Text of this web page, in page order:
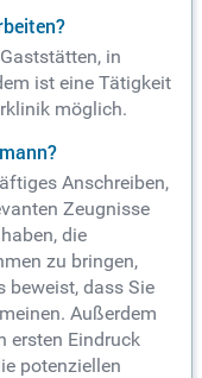
in
ist eine Tätigkeit
möglich.
Anschreiben,
Zeugnisse
die
zu bringen,
beweist, dass Sie
Außerdem
ersten Eindruck
potenziellen